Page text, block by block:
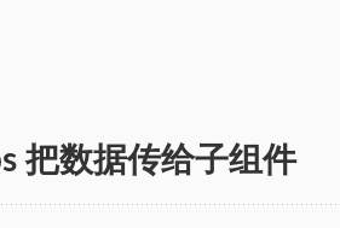
把数据传给子组件